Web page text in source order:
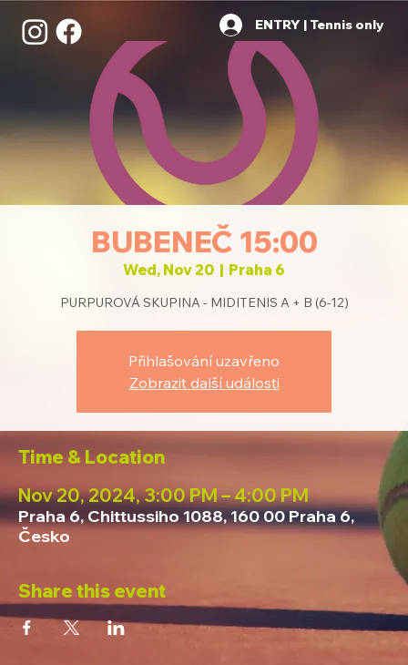
ENTRY | Tennis only
BUBENEČ 15:00
Wed, Nov 20
  |
Praha 6
PURPUROVÁ SKUPINA - MIDITENIS A + B (6-12)
Přihlašování uzavřeno
Zobrazit další události
Time & Location
Nov 20, 2024, 3:00 PM – 4:00 PM
Praha 6, Chittussiho 1088, 160 00 Praha 6,
Česko
Share this event